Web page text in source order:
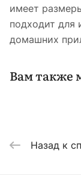
имеет
подходит для
домашних
Вам также
Назад к